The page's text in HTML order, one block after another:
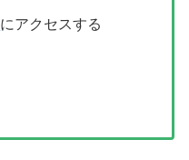
にアクセスする